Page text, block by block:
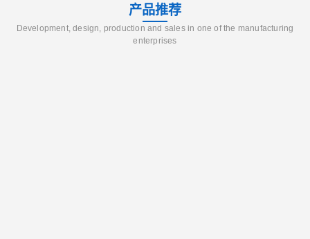
产品推荐
Development, design, production and sales in one of the manufacturing
enterprises